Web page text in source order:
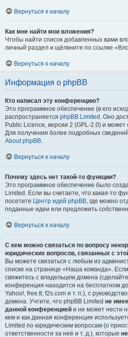
Вернуться к началу
Как мне найти мои вложения?
Чтобы найти список добавленных вами
личный раздел и щёлкните по ссылке
Вернуться к началу
Информация о phpBB
Кто написал эту конференцию?
Это программное обеспечение (в его
распространяется phpBB Limited . Оно
Public Licence, версии 2 (GPL-2.0) и может
Для получения более подробных
About phpBB.
Вернуться к началу
Почему здесь нет такой-то функции?
Это программное обеспечение было
Limited. Если вы считаете, что какая-то
посетите Центр идей phpBB, где можно
поданные идеи или предложить
Вернуться к началу
С кем можно связаться по вопросу
юридических вопросов, связанных с
Вы можете связаться с любым из
списке на странице «Наша команда».
свяжитесь с владельцем домена (сделайте
конференция находится на бесплатном
Yahoo!, free.fr, f2s.com и т. п.), с
домена. Учтите, что phpBB Limited не
данной конференцией и не может нести
кем и как данная конференция
Limited по юридическим вопросам (о
ответственности за неё и т. д.), которые